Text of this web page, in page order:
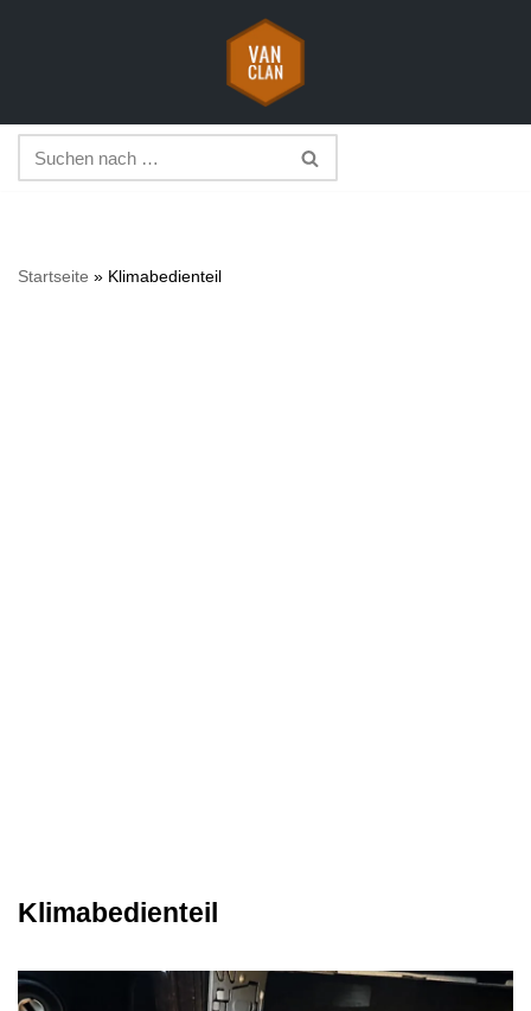
springen
Startseite » Klimabedienteil
Klimabedienteil